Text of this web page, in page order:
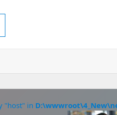
便宜的小巷子矫揉造作起来
"host" in